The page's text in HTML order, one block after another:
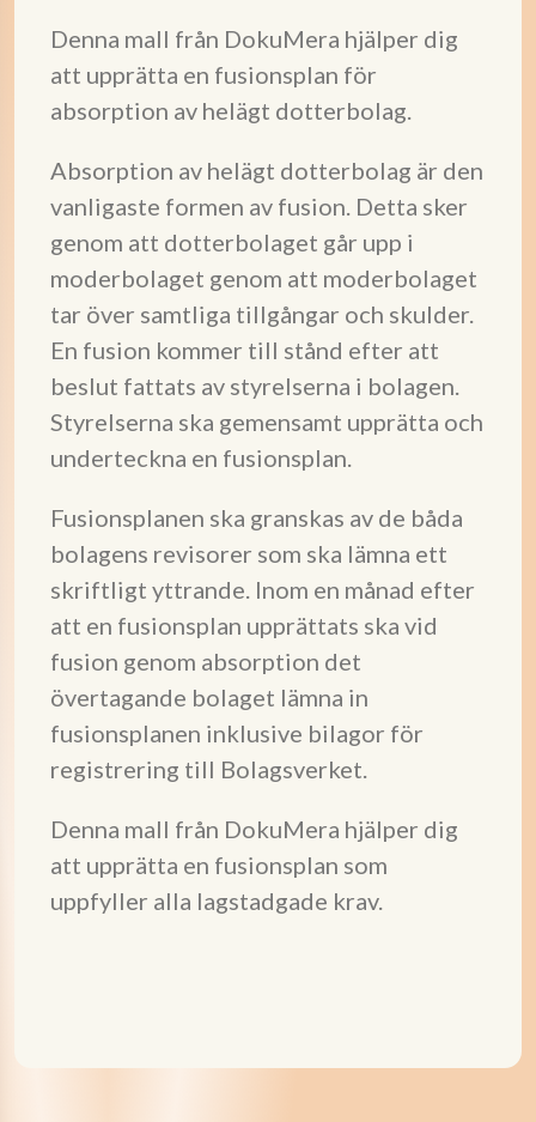
Denna mall från DokuMera hjälper dig
att upprätta en fusionsplan för
absorption av helägt dotterbolag.
Absorption av helägt dotterbolag är den
vanligaste formen av fusion. Detta sker
genom att dotterbolaget går upp i
moderbolaget genom att moderbolaget
tar över samtliga tillgångar och skulder.
En fusion kommer till stånd efter att
beslut fattats av styrelserna i bolagen.
Styrelserna ska gemensamt upprätta och
underteckna en fusionsplan.
Fusionsplanen ska granskas av de båda
bolagens revisorer som ska lämna ett
skriftligt yttrande. Inom en månad efter
att en fusionsplan upprättats ska vid
fusion genom absorption det
övertagande bolaget lämna in
fusionsplanen inklusive bilagor för
registrering till Bolagsverket.
Denna mall från DokuMera hjälper dig
att upprätta en fusionsplan som
uppfyller alla lagstadgade krav.